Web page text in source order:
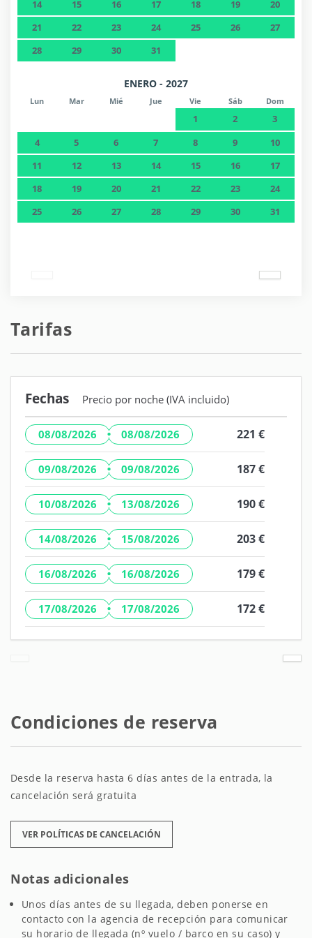
14
15 16 17 18 19
20
21
22 23 24 25 26
27
28
29 30 31
ENERO - 2027
Lun Mar Mié Jue Vie Sáb Dom
1 2
3
4
5 6 7 8 9
10
11
12 13 14 15 16
17
18
19 20 21 22 23
24
25
26 27 28 29 30 31
Tarifas
Fechas Precio por noche (IVA incluido)
08/08/2026 · 08/08/2026 221 €
09/08/2026 · 09/08/2026 187 €
10/08/2026 · 13/08/2026 190 €
14/08/2026 · 15/08/2026 203 €
16/08/2026 · 16/08/2026 179 €
17/08/2026 · 17/08/2026 172 €
Condiciones de reserva
Desde la reserva hasta 6 días antes de la entrada, la
cancelación será gratuita
VER POLÍTICAS DE CANCELACIÓN
Notas adicionales
Unos días antes de su llegada, deben ponerse en
contacto con la agencia de recepción para comunicar
su horario de llegada (nº vuelo / barco en su caso) y